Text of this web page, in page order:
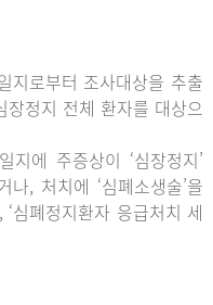
지로부터 조사대상을 추출
정지 전체 환자를 대상으
지에 주증상이 ‘심장정지’
나, 처치에 ‘심폐소생술’을
심폐정지환자 응급처치 세